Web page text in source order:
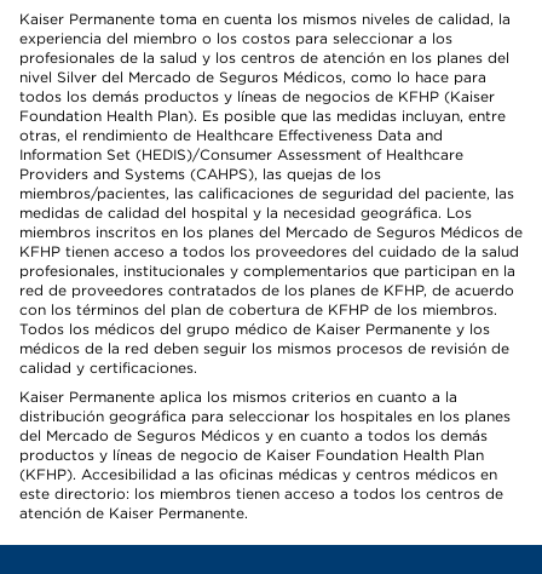
Kaiser Permanente toma en cuenta los mismos niveles de calidad, la
experiencia del miembro o los costos para seleccionar a los
profesionales de la salud y los centros de atención en los planes del
nivel Silver del Mercado de Seguros Médicos, como lo hace para
todos los demás productos y líneas de negocios de KFHP (Kaiser
Foundation Health Plan). Es posible que las medidas incluyan, entre
otras, el rendimiento de Healthcare Effectiveness Data and
Information Set (HEDIS)/Consumer Assessment of Healthcare
Providers and Systems (CAHPS), las quejas de los
miembros/pacientes, las calificaciones de seguridad del paciente, las
medidas de calidad del hospital y la necesidad geográfica. Los
miembros inscritos en los planes del Mercado de Seguros Médicos de
KFHP tienen acceso a todos los proveedores del cuidado de la salud
profesionales, institucionales y complementarios que participan en la
red de proveedores contratados de los planes de KFHP, de acuerdo
con los términos del plan de cobertura de KFHP de los miembros.
Todos los médicos del grupo médico de Kaiser Permanente y los
médicos de la red deben seguir los mismos procesos de revisión de
calidad y certificaciones.
Kaiser Permanente aplica los mismos criterios en cuanto a la
distribución geográfica para seleccionar los hospitales en los planes
del Mercado de Seguros Médicos y en cuanto a todos los demás
productos y líneas de negocio de Kaiser Foundation Health Plan
(KFHP). Accesibilidad a las oficinas médicas y centros médicos en
este directorio: los miembros tienen acceso a todos los centros de
atención de Kaiser Permanente.